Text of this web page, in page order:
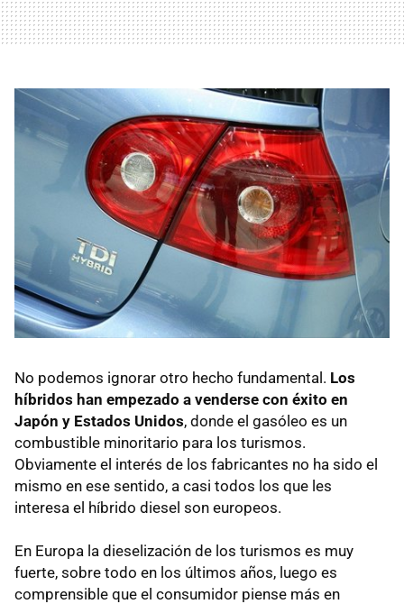
No podemos ignorar otro hecho fundamental. Los
híbridos han empezado a venderse con éxito en
Japón y Estados Unidos, donde el gasóleo es un
combustible minoritario para los turismos.
Obviamente el interés de los fabricantes no ha sido el
mismo en ese sentido, a casi todos los que les
interesa el híbrido diesel son europeos.
En Europa la dieselización de los turismos es muy
fuerte, sobre todo en los últimos años, luego es
comprensible que el consumidor piense más en